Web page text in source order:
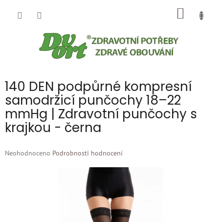
140 DEN podpůrné kompresní
samodržicí punčochy 18–22
mmHg | Zdravotní punčochy s
krajkou - černa
Průměrné
Neohodnoceno Podrobnosti hodnocení